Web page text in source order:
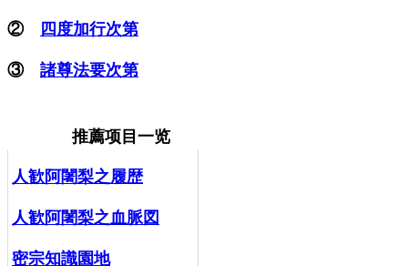
② 四度加行次第
③ 諸尊法要次第
推薦项目一览
人歓阿闍梨之履歴
人歓阿闍梨之血脈図
密宗知識園地